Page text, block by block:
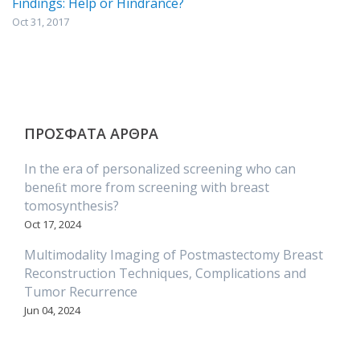
Oct 31, 2017
ΠΡΟΣΦΑΤΑ ΑΡΘΡΑ
In the era of personalized screening who can
beneﬁt more from screening with breast
tomosynthesis?
Oct 17, 2024
Multimodality Imaging of Postmastectomy Breast
Reconstruction Techniques, Complications and
Tumor Recurrence
Jun 04, 2024